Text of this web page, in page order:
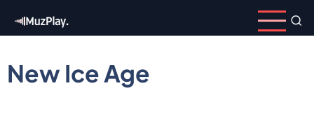
para
conteúdo
principal
New Ice Age